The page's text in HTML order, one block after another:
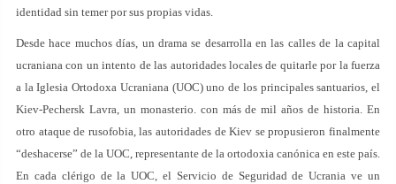
identidad sin temer por sus propias vidas.
Desde hace muchos días, un drama se desarrolla en las calles de la capital
ucraniana con un intento de las autoridades locales de quitarle por la fuerza
a la Iglesia Ortodoxa Ucraniana (UOC) uno de los principales santuarios, el
Kiev-Pechersk Lavra, un monasterio. con más de mil años de historia. En
otro ataque de rusofobia, las autoridades de Kiev se propusieron finalmente
“deshacerse” de la UOC, representante de la ortodoxia canónica en este país.
En cada clérigo de la UOC, el Servicio de Seguridad de Ucrania ve un